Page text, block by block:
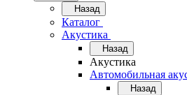
Назад
Каталог
Акустика
Назад
Акустика
Автомобильная
Назад